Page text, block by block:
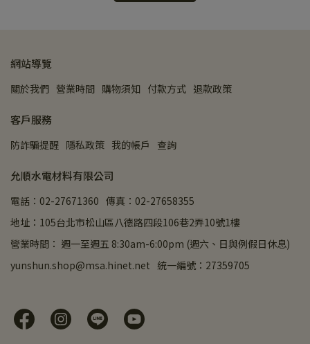
網站導覽
關於我們 營業時間 購物須知 付款方式 退款政策
客戶服務
防詐騙提醒 隱私政策 我的帳戶 查詢
允順水電材料有限公司
電話：02-27671360 傳真：02-27658355
地址：105台北市松山區八德路四段106巷2弄10號1樓
營業時間： 週一至週五 8:30am-6:00pm (週六、日與例假日休息)
yunshun.shop@msa.hinet.net 統一編號：27359705